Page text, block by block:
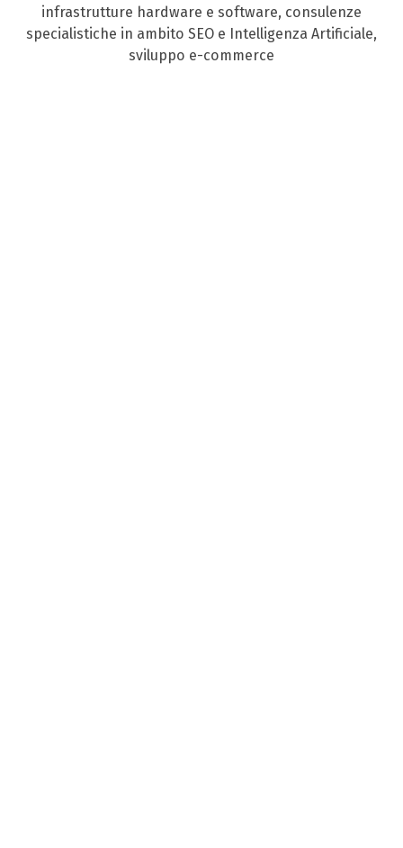
infrastrutture hardware e software, consulenze
specialistiche in ambito SEO e Intelligenza Artificiale,
sviluppo e-commerce